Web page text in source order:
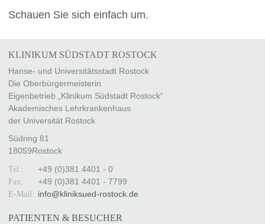
Schauen Sie sich einfach um.
KLINIKUM SÜDSTADT ROSTOCK
Hanse- und Universitätsstadt Rostock
Die Oberbürgermeisterin
Eigenbetrieb „Klinikum Südstadt Rostock“
Akademisches Lehrkrankenhaus
der Universität Rostock
Südring 81
18059Rostock
Tel.: +49 (0)381 4401 - 0
Fax: +49 (0)381 4401 - 7799
E-Mail: info@kliniksued-rostock de
PATIENTEN & BESUCHER